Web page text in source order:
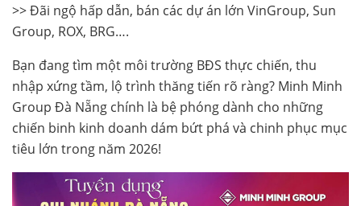
>> Đãi ngộ hấp dẫn, bán các dự án lớn VinGroup, Sun
Group, ROX, BRG….
Bạn đang tìm một môi trường BĐS thực chiến, thu
nhập xứng tầm, lộ trình thăng tiến rõ ràng? Minh Minh
Group Đà Nẵng chính là bệ phóng dành cho những
chiến binh kinh doanh dám bứt phá và chinh phục mục
tiêu lớn trong năm 2026!